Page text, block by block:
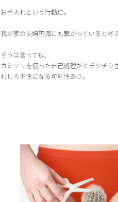
お手入れという行動に。
我が家の夫婦円満にも繋がっていると考
そうは言っても、
カミソリを使った自己処理だとチクチク
むしろ不快になる可能性あり。